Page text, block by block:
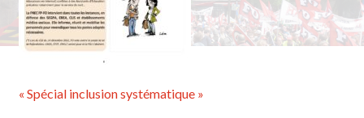
« Spécial inclusion systématique »